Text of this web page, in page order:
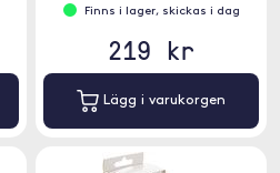
Finns i lager, skickas i dag
219 kr
Lägg i varukorgen